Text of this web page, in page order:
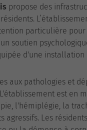
propose des
particulière
soutien
d'une
aux pathologies et
est en
l'hémiplégie, la
agressifs. Les